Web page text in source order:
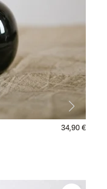
34,90 €